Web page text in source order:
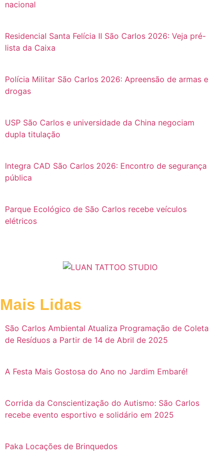
nacional
Residencial Santa Felícia II São Carlos 2026: Veja pré-
lista da Caixa
Polícia Militar São Carlos 2026: Apreensão de armas e
drogas
USP São Carlos e universidade da China negociam
dupla titulação
Integra CAD São Carlos 2026: Encontro de segurança
pública
Parque Ecológico de São Carlos recebe veículos
elétricos
Mais Lidas
São Carlos Ambiental Atualiza Programação de Coleta
de Resíduos a Partir de 14 de Abril de 2025
A Festa Mais Gostosa do Ano no Jardim Embaré!
Corrida da Conscientização do Autismo: São Carlos
recebe evento esportivo e solidário em 2025
Paka Locações de Brinquedos